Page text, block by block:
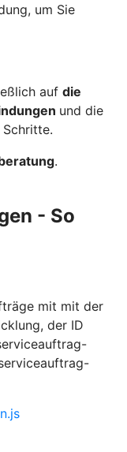
um Sie
auf die
und die
.
- So
mit mit der
der ID